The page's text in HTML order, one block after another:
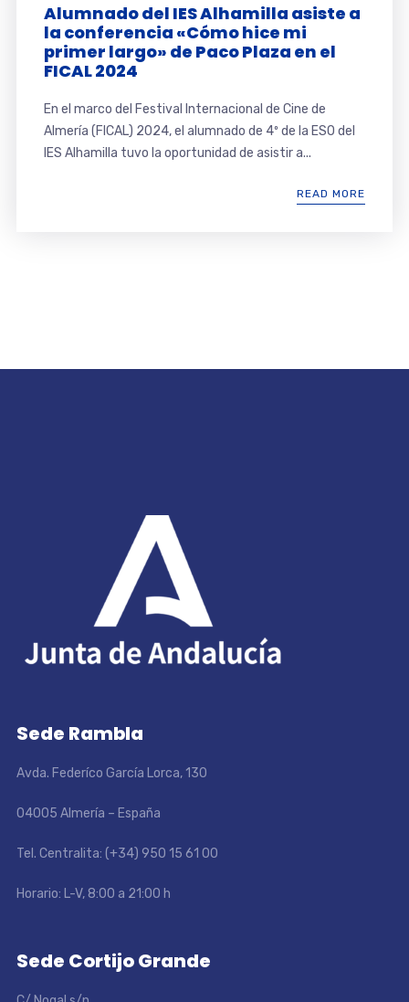
Alumnado del IES Alhamilla asiste a
la conferencia «Cómo hice mi
primer largo» de Paco Plaza en el
FICAL 2024
En el marco del Festival Internacional de Cine de
Almería (FICAL) 2024, el alumnado de 4º de la ESO del
IES Alhamilla tuvo la oportunidad de asistir a...
READ MORE
Sede Rambla
Avda. Federíco García Lorca, 130
04005 Almería – España
Tel. Centralita: (+34) 950 15 61 00
Horario: L-V, 8:00 a 21:00 h
Sede Cortijo Grande